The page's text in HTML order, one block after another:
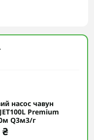
насос чавун
Premium
Q3м3/г
₴